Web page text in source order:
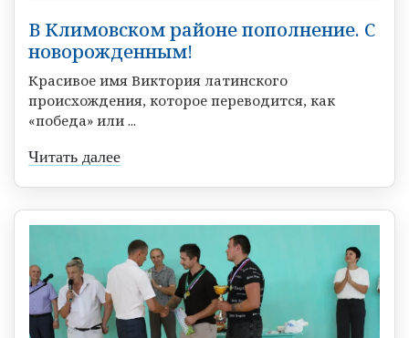
В Климовском районе пополнение. С
новорожденным!
Красивое имя Виктория латинского
происхождения, которое переводится, как
«победа» или ...
Читать далее